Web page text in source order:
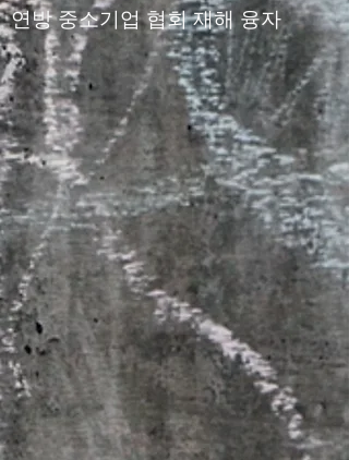
연방 중소기업 협회 재해 융자